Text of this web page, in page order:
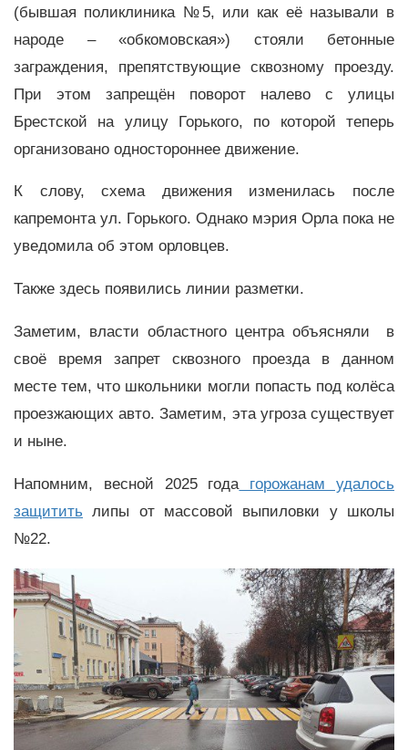
(бывшая поликлиника №5, или как её называли в
народе – «обкомовская») стояли бетонные
заграждения, препятствующие сквозному проезду.
При этом запрещён поворот налево с улицы
Брестской на улицу Горького, по которой теперь
организовано одностороннее движение.
К слову, схема движения изменилась после
капремонта ул. Горького. Однако мэрия Орла пока не
уведомила об этом орловцев.
Также здесь появились линии разметки.
Заметим, власти областного центра объясняли в
своё время запрет сквозного проезда в данном
месте тем, что школьники могли попасть под колёса
проезжающих авто. Заметим, эта угроза существует
и ныне.
Напомним, весной 2025 года горожанам удалось
защитить липы от массовой выпиловки у школы
№22.